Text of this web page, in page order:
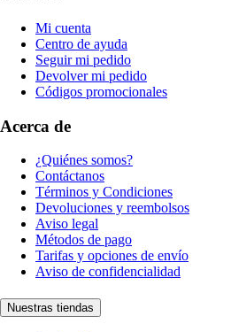
Mi cuenta
Centro de ayuda
Seguir mi pedido
Devolver mi pedido
Códigos promocionales
Acerca de
¿Quiénes somos?
Contáctanos
Términos y Condiciones
Devoluciones y reembolsos
Aviso legal
Métodos de pago
Tarifas y opciones de envío
Aviso de confidencialidad
Nuestras tiendas